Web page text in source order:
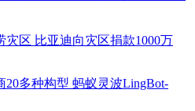
区 比亚迪向灾区捐款1000万